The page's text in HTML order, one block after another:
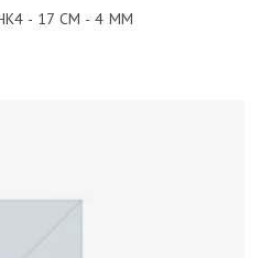
- 17 CM - 4 MM